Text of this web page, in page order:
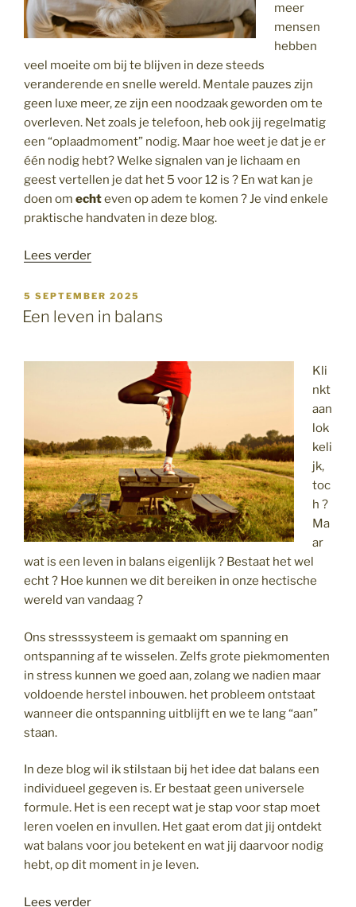
meer
mensen
hebben
veel moeite om bij te blijven in deze steeds
veranderende en snelle wereld. Mentale pauzes zijn
geen luxe meer, ze zijn een noodzaak geworden om te
overleven. Net zoals je telefoon, heb ook jij regelmatig
een “oplaadmoment” nodig. Maar hoe weet je dat je er
één nodig hebt? Welke signalen van je lichaam en
geest vertellen je dat het 5 voor 12 is ? En wat kan je
doen om echteven op adem te komen ? Je vind enkele
praktische handvaten in deze blog.
Lees verder“Mentaal
GEPLAATST
OP
5 SEPTEMBER 2025
Een leven in balans
Kli
nkt
aan
lok
keli
jk,
toc
h ?
Ma
ar
wat is een leven in balans eigenlijk ? Bestaat het wel
echt ? Hoe kunnen we dit bereiken in onze hectische
wereld van vandaag ?
Ons stresssysteem is gemaakt om spanning en
ontspanning af te wisselen. Zelfs grote piekmomenten
in stress kunnen we goed aan, zolang we nadien maar
voldoende herstel inbouwen. het probleem ontstaat
wanneer die ontspanning uitblijft en we te lang “aan”
staan.
In deze blog wil ik stilstaan bij het idee dat balans een
individueel gegeven is. Er bestaat geen universele
formule. Het is een recept wat je stap voor stap moet
leren voelen en invullen. Het gaat erom dat jij ontdekt
wat balans voor jou betekent en wat jij daarvoor nodig
hebt, op dit moment in je leven.
Lees verder“Een